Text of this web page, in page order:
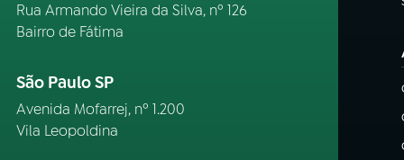
Rua Armando Vieira da Silva, nº 126
Bairro de Fátima
São Paulo SP
Avenida Mofarrej, nº 1.200
Vila Leopoldina